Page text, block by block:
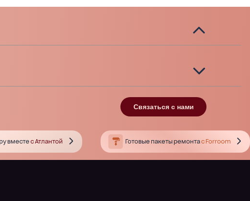
Связаться с нами
вместес Атлантой Готовые пакеты ремонтас Forroom